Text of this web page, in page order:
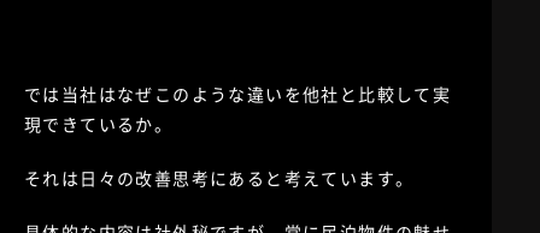
では当社はなぜこのような違いを他社と比較して実
現できているか。
それは日々の改善思考にあると考えています。